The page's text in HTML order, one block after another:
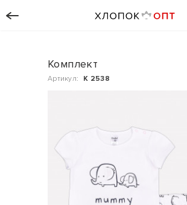
Комплект
Артикул: К 2538